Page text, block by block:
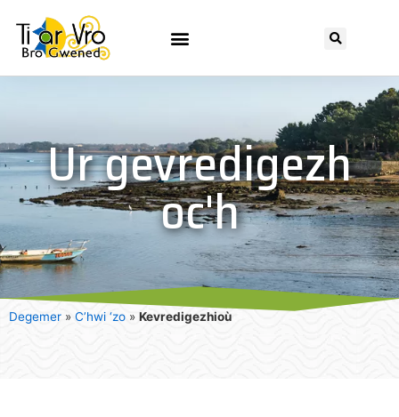
Ur gevredigezh
oc'h
Degemer » C’hwi ‘zo » Kevredigezhioù